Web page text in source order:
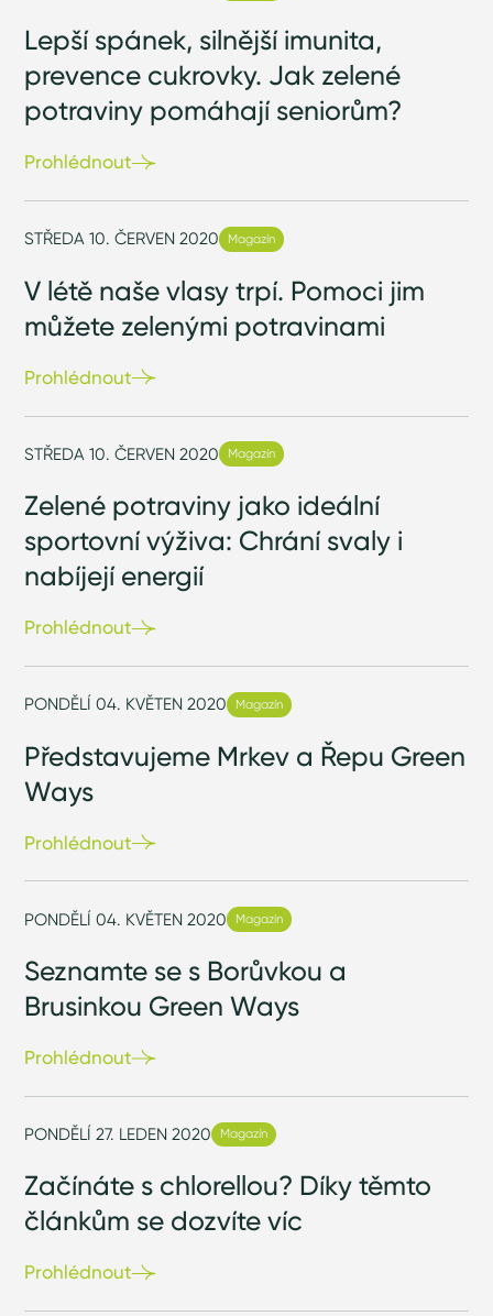
Lepší spánek, silnější imunita,
prevence cukrovky. Jak zelené
potraviny pomáhají seniorům?
Prohlédnout
STŘEDA 10. ČERVEN 2020 Magazín
V létě naše vlasy trpí. Pomoci jim
můžete zelenými potravinami
Prohlédnout
STŘEDA 10. ČERVEN 2020 Magazín
Zelené potraviny jako ideální
sportovní výživa: Chrání svaly i
nabíjejí energií
Prohlédnout
PONDĚLÍ 04. KVĚTEN 2020 Magazín
Představujeme Mrkev a Řepu Green
Ways
Prohlédnout
PONDĚLÍ 04. KVĚTEN 2020 Magazín
Seznamte se s Borůvkou a
Brusinkou Green Ways
Prohlédnout
PONDĚLÍ 27. LEDEN 2020 Magazín
Začínáte s chlorellou? Díky těmto
článkům se dozvíte víc
Prohlédnout